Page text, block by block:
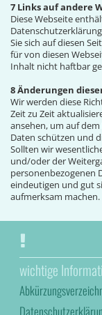
7 Links auf andere
Diese Webseite
Sie sich auf diesen
für von diesen
Inhalt nicht haftbar
8 Änderungen
Wir werden diese
Zeit zu Zeit
ansehen, um auf
Daten schützen und
Sollten wir
und/oder der
personenbezogenen
eindeutigen und gut
aufmerksam machen.
wichtige